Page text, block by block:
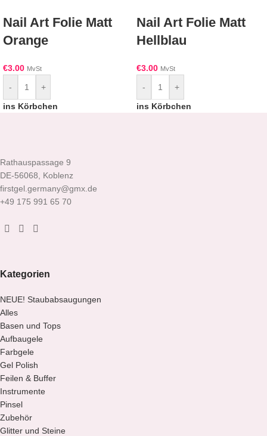
Nail Art Folie Matt
Orange
€3.00 MvSt
-
+
ins Körbchen
Nail Art Folie Matt
Hellblau
€3.00 MvSt
-
+
ins Körbchen
Rathauspassage 9
DE-56068, Koblenz
firstgel.germany@gmx.de
+49 175 991 65 70
Kategorien
NEUE! Staubabsaugungen
Alles
Basen und Tops
Aufbaugele
Farbgele
Gel Polish
Feilen & Buffer
Instrumente
Pinsel
Zubehör
Glitter und Steine